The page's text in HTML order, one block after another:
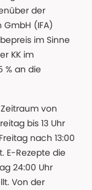
der
(IFA)
im Sinne
KK im
% an die
von
bis 13 Uhr
nach 13:00
E-Rezepte die
24:00 Uhr
Von der